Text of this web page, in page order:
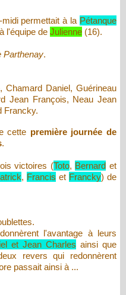
midi permettait à la Pétanque
l'équipe de Julienne (16).
Parthenay.
Chamard Daniel, Guérineau
Jean François, Neau Jean
Francky.
cette première journée de
.
victoires (Toto, Bernard et
, Francis et Francky) de
l'avantage à leurs
et Jean Charles ainsi que
revers qui redonnèrent
passait ainsi à ...